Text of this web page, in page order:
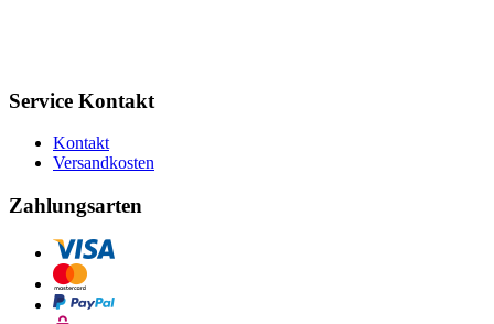
Service Kontakt
Kontakt
Versandkosten
Zahlungsarten